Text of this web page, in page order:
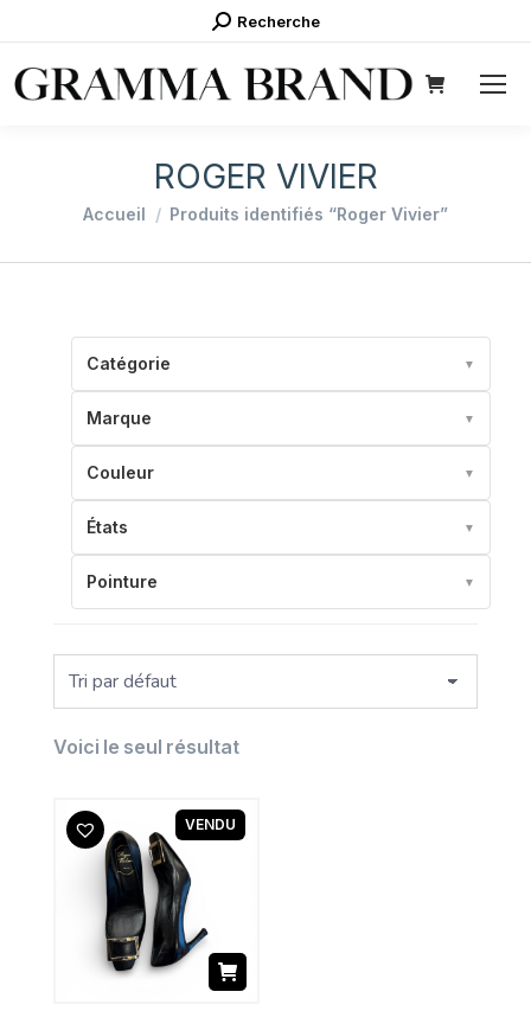
Recherche
Recherche
ROGER VIVIER
Vous êtes ici :
Accueil Produits identifiés “Roger Vivier”
Catégorie ▼
Marque ▼
Couleur ▼
États ▼
Pointure ▼
Voici le seul résultat
VENDU